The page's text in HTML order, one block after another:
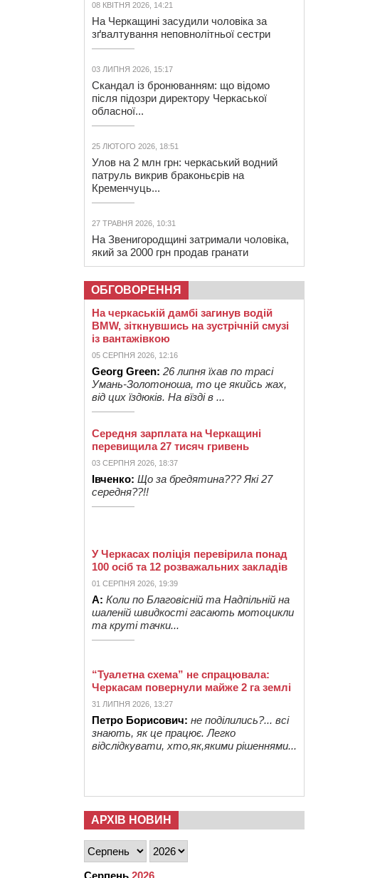
08 КВІТНЯ 2026, 14:21
На Черкащині засудили чоловіка за
зґвалтування неповнолітньої сестри
03 ЛИПНЯ 2026, 15:17
Скандал із бронюванням: що відомо
після підозри директору Черкаської
обласної...
25 ЛЮТОГО 2026, 18:51
Улов на 2 млн грн: черкаський водний
патруль викрив браконьєрів на
Кременчуць...
27 ТРАВНЯ 2026, 10:31
На Звенигородщині затримали чоловіка,
який за 2000 грн продав гранати
ОБГОВОРЕННЯ
На черкаській дамбі загинув водій
BMW, зіткнувшись на зустрічній смузі
із вантажівкою
05 СЕРПНЯ 2026, 12:16
Georg Green: 26 липня їхав по трасі
Умань-Золотоноша, то це якийсь жах,
від цих їздюків. На вїзді в ...
Середня зарплата на Черкащині
перевищила 27 тисяч гривень
03 СЕРПНЯ 2026, 18:37
Івченко: Що за бредятина??? Які 27
середня??!!
У Черкасах поліція перевірила понад
100 осіб та 12 розважальних закладів
01 СЕРПНЯ 2026, 19:39
А: Коли по Благовісній та Надпільній на
шаленій швидкості гасають мотоцикли
та круті тачки...
“Туалетна схема” не спрацювала:
Черкасам повернули майже 2 га землі
31 ЛИПНЯ 2026, 13:27
Петро Борисович: не поділились?... всі
знають, як це працює. Легко
відслідкувати, хто,як,якими рішеннями...
АРХІВ НОВИН
Серпень 2026